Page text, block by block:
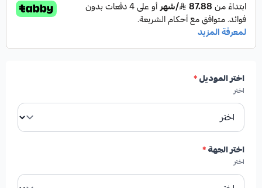
اختر الموديل*
اختر
اختر الجهة*
اختر